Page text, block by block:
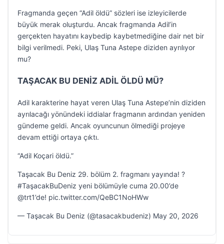
Fragmanda geçen “Adil öldü” sözleri ise izleyicilerde
büyük merak oluşturdu. Ancak fragmanda Adil’in
gerçekten hayatını kaybedip kaybetmediğine dair net bir
bilgi verilmedi. Peki, Ulaş Tuna Astepe diziden ayrılıyor
mu?
TAŞACAK BU DENİZ ADİL ÖLDÜ MÜ?
Adil karakterine hayat veren Ulaş Tuna Astepe’nin diziden
ayrılacağı yönündeki iddialar fragmanın ardından yeniden
gündeme geldi. Ancak oyuncunun ölmediği projeye
devam ettiği ortaya çıktı.
“Adil Koçari öldü.”
Taşacak Bu Deniz 29. bölüm 2. fragmanı yayında! ?
#TaşacakBuDeniz yeni bölümüyle cuma 20.00’de
@trt1’de! pic.twitter.com/QeBC1NoHWw
— Taşacak Bu Deniz (@tasacakbudeniz) May 20, 2026